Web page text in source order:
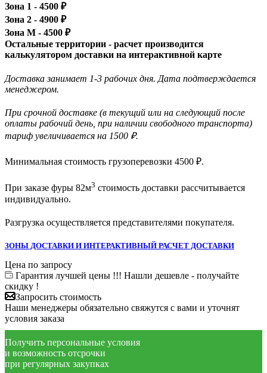
Зона 1 - 4500 ₽
Зона 2 - 4900 ₽
Зона М - 4500 ₽
Остальные территории - расчет производится
калькулятором доставки на интерактивной карте
Доставка занимает 1-3 рабочих дня. Дата подтверждается
менеджером.
При срочной доставке (в текущий или на следующий после
оплаты рабочий день, при наличии свободного транспорта)
тариф увеличивается на 1500 ₽.
Минимальная стоимость грузоперевозки 4500 ₽.
При заказе фуры 82м3 стоимость доставки рассчитывается
индивидуально.
Разгрузка осуществляется представителями покупателя.
ЗОНЫ ДОСТАВКИ И ИНТЕРАКТИВНЫЙ РАСЧЕТ ДОСТАВКИ
Цена по запросу
Гарантия лучшей цены !!! Нашли дешевле - получайте
скидку !
Запросить стоимость
Наши менеджеры обязательно свяжутся с вами и уточнят
условия заказа
Получить персональные условия
и возможность отсрочки
при регулярных закупках